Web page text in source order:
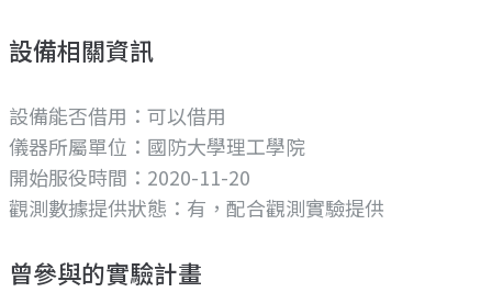
設備相關資訊
設備能否借用：可以借用
儀器所屬單位： 國防大學理工學院
開始服役時間：2020-11-20
觀測數據提供狀態：有，配合觀測實驗提供
曾參與的實驗計畫